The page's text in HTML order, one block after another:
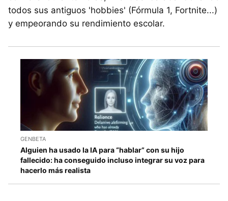
todos sus antiguos 'hobbies' (Fórmula 1, Fortnite...)
y empeorando su rendimiento escolar.
GENBETA
Alguien ha usado la IA para “hablar” con su hijo
fallecido: ha conseguido incluso integrar su voz para
hacerlo más realista